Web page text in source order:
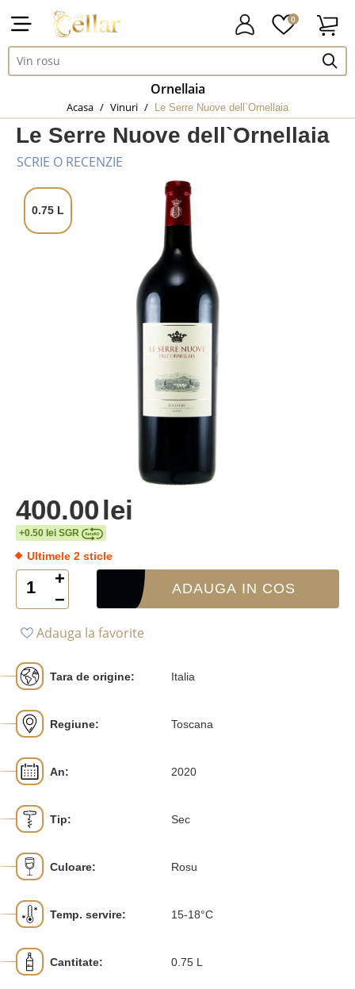
0
Ornellaia
Acasa / Vinuri / Le Serre Nuove dell`Ornellaia
Le Serre Nuove dell`Ornellaia
SCRIE O RECENZIE
0.75 L
400.00lei
+0.50 lei SGR
Ultimele 2 sticle
+
−
ADAUGA IN COS
Adauga la favorite
Tara de origine: Italia
Regiune: Toscana
An: 2020
Tip: Sec
Culoare: Rosu
Temp. servire: 15-18°C
Cantitate: 0.75 L